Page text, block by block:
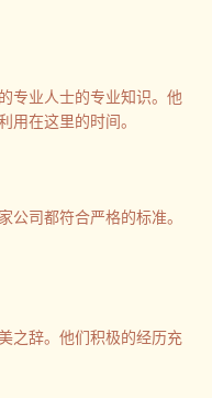
专业人士的专业知识。他
用在这里的时间。
公司都符合严格的标准。
之辞。他们积极的经历充